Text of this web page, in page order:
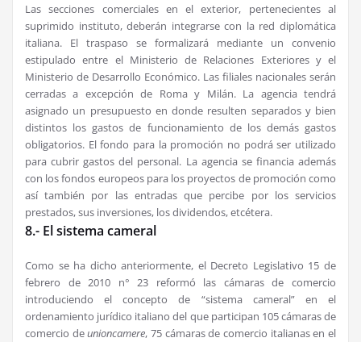
Las secciones comerciales en el exterior, pertenecientes al
suprimido instituto, deberán integrarse con la red diplomática
italiana. El traspaso se formalizará mediante un convenio
estipulado entre el Ministerio de Relaciones Exteriores y el
Ministerio de Desarrollo Económico. Las filiales nacionales serán
cerradas a excepción de Roma y Milán. La agencia tendrá
asignado un presupuesto en donde resulten separados y bien
distintos los gastos de funcionamiento de los demás gastos
obligatorios. El fondo para la promoción no podrá ser utilizado
para cubrir gastos del personal. La agencia se financia además
con los fondos europeos para los proyectos de promoción como
así también por las entradas que percibe por los servicios
prestados, sus inversiones, los dividendos, etcétera.
8.- El sistema cameral
Como se ha dicho anteriormente, el Decreto Legislativo 15 de
febrero de 2010 n° 23 reformó las cámaras de comercio
introduciendo el concepto de “sistema cameral” en el
ordenamiento jurídico italiano del que participan 105 cámaras de
comercio deunioncamere, 75 cámaras de comercio italianas en el